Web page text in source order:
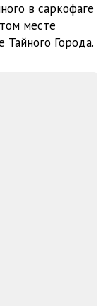
11:59
13:53
в саркофаге
месте
Тайного Города.